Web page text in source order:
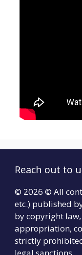
Reach out to
© 2026 © All
etc.) published
by copyright
appropriation,
strictly